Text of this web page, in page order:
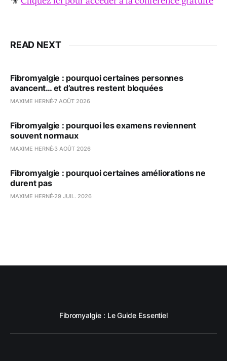
READ NEXT
Fibromyalgie : pourquoi certaines personnes
avancent… et d’autres restent bloquées
MAXIME HERNÉ 7 AOÛT 2026
Fibromyalgie : pourquoi les examens reviennent
souvent normaux
MAXIME HERNÉ 3 AOÛT 2026
Fibromyalgie : pourquoi certaines améliorations ne
durent pas
MAXIME HERNÉ 29 JUIL. 2026
Fibromyalgie : Le Guide Essentiel